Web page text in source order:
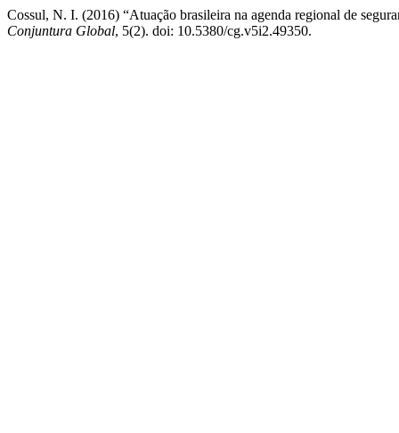
Cossul, N. I. (2016) “Atuação brasileira na agenda regional de
Conjuntura Global, 5(2). doi: 10.5380/cg.v5i2.49350.